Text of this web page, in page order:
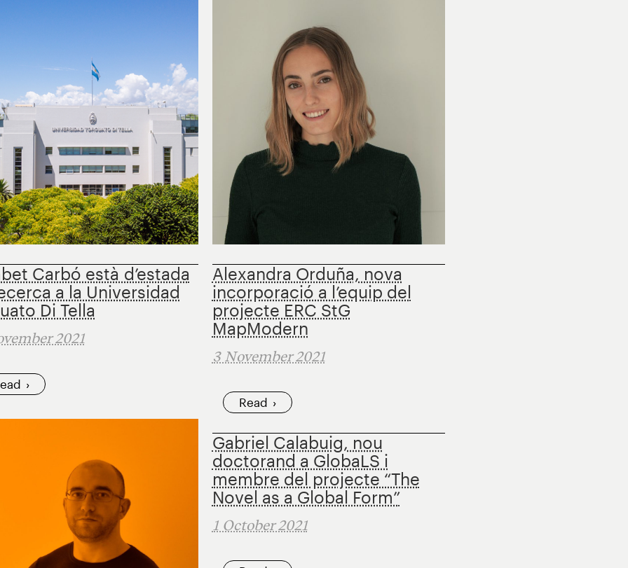
Carbó està d’estada
a la Universidad
Di Tella
2021
Alexandra Orduña, nova
incorporació a l’equip del
projecte ERC StG
MapModern
3 November 2021
Read
Gabriel Calabuig, nou
doctorand a GlobaLS i
membre del projecte “The
Novel as a Global Form”
1 October 2021